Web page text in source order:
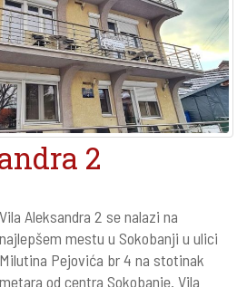
2
Vila Aleksandra 2 se nalazi na
najlepšem mestu u Sokobanji u ulici
Milutina Pejovića br 4 na stotinak
metara od centra Sokobanje. Vila